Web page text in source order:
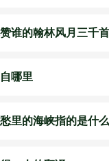
谁的翰林风月三千
哪里
里的海峡指的是什